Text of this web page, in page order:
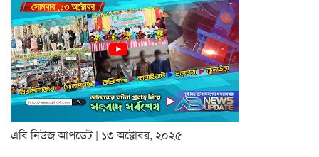
এবি নিউজ আপডেট | ১৩ অক্টোবর, ২০২৫